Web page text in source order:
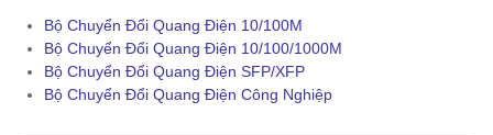
Bộ Chuyển Đổi Quang Điện 10/100M
Bộ Chuyển Đổi Quang Điện 10/100/1000M
Bộ Chuyển Đổi Quang Điện SFP/XFP
Bộ Chuyển Đổi Quang Điện Công Nghiệp